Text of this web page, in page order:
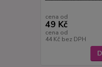
cena od
49 Kč
cena od
44 Kč bez DPH